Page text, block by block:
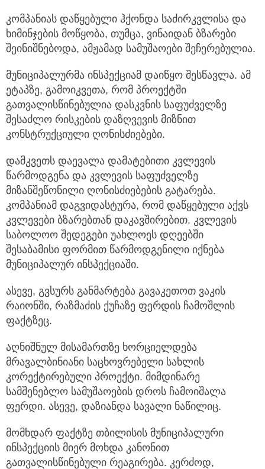
კომპანიას დაწყებული ჰქონდა საძირკვლისა და
ხიმინჯების მოწყობა, თუმცა, ვინაიდან ბზარები
შეინიშნებოდა, ამჟამად სამუშაოები შეჩერებულია.
მუნიციპალურმა ინსპექციამ დაიწყო შესწავლა. ამ
ეტაპზე, გამოიკვეთა, რომ პროექტში
გათვალისწინებულია დასკვნის საფუძველზე
შესაძლო რისკების დაზღვევის მიზნით
კონსტრუქციული ღონისძიებები.
დამკვეთს დაევალა დამატებითი კვლევის
წარმოდგენა და კვლევის საფუძველზე
მიზანშეწონილი ღონისძიებების გატარება.
კომპანიამ დაგვიდასტურა, რომ დაწყებული აქვს
კვლევები ბზარებთან დაკავშირებით. კვლევის
საბოლოო შედეგები უახლოეს დღეებში
შესაბამისი ფორმით წარმოდგენილი იქნება
მუნიციპალურ ინსპექციაში.
ასევე, გვსურს განმარტება გავაკეთოთ ვაკის
რაიონში, რაზმაძის ქუჩაზე ფერდის ჩამოშლის
ფაქტზეც.
აღნიშნულ მისამართზე ხორციელდება
მრავალბინიანი საცხოვრებელი სახლის
კორექტირებული პროექტი. მიმდინარე
სამშენებლო სამუშაოების დროს ჩამოიშალა
ფერდი. ასევე, დაზიანდა სავალი ნაწილიც.
მომხდარ ფაქტზე თბილისის მუნიციპალური
ინსპექციის მიერ მოხდა კანონით
გათვალისწინებული რეაგირება. კერძოდ,